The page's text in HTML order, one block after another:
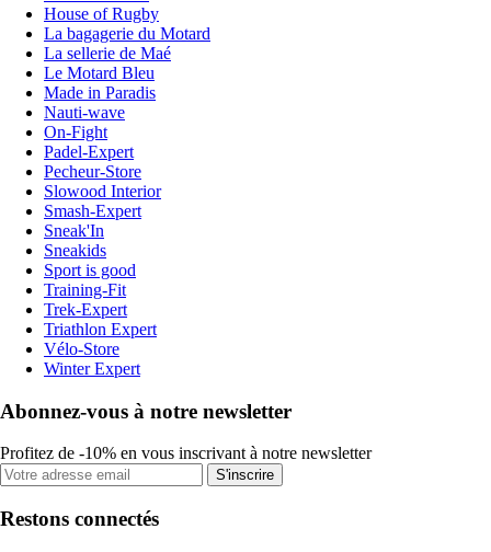
House of Rugby
La bagagerie du Motard
La sellerie de Maé
Le Motard Bleu
Made in Paradis
Nauti-wave
On-Fight
Padel-Expert
Pecheur-Store
Slowood Interior
Smash-Expert
Sneak'In
Sneakids
Sport is good
Training-Fit
Trek-Expert
Triathlon Expert
Vélo-Store
Winter Expert
Abonnez-vous à notre newsletter
Profitez de -10% en vous inscrivant à notre newsletter
S'inscrire
Restons connectés